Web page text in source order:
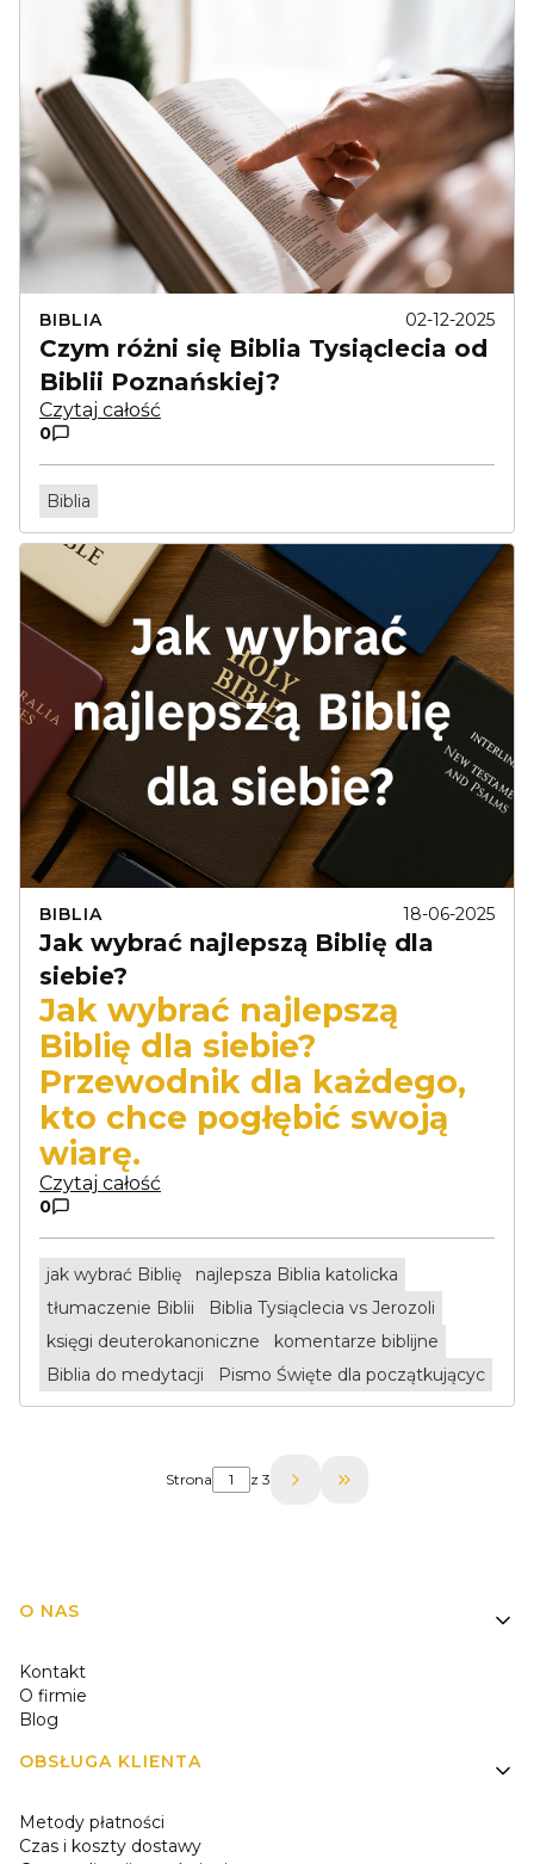
BIBLIA 02-12-2025
Czym różni się Biblia Tysiąclecia od
Biblii Poznańskiej?
Czytaj całość
0
Biblia
BIBLIA 18-06-2025
Jak wybrać najlepszą Biblię dla
siebie?
Jak wybrać najlepszą
Biblię dla siebie?
Przewodnik dla każdego,
kto chce pogłębić swoją
wiarę.
Czytaj całość
0
jak wybrać Biblię
najlepsza Biblia katolicka
tłumaczenie Biblii
Biblia Tysiąclecia vs Jerozoli
księgi deuterokanoniczne
komentarze biblijne
Biblia do medytacji
Pismo Święte dla początkującyc
Strona z 3 Przejdź do ostatniej
Linki w stopce
O NAS
Kontakt
O firmie
Blog
OBSŁUGA KLIENTA
Metody płatności
Czas i koszty dostawy